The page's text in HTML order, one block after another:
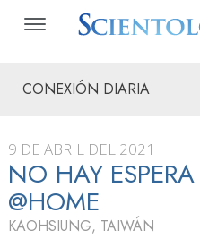
CONEXIÓN DIARIA
9 DE ABRIL DEL 2021
NO HAY
@HOME
KAOHSIUNG, TAIWÁN